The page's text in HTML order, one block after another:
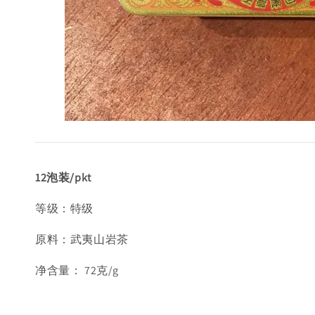
12泡装/pkt
等级：特级
原料：武夷山岩茶
净含量： 72克/g